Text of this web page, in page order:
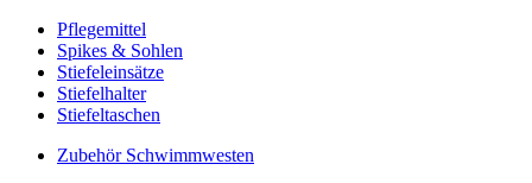
Pflegemittel
Spikes & Sohlen
Stiefeleinsätze
Stiefelhalter
Stiefeltaschen
Zubehör Schwimmwesten